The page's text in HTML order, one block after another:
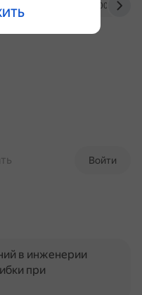
1000.menu
Войти
в инженерии
при